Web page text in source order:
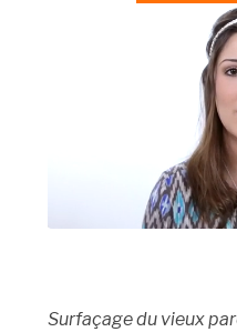
Surfaçage du vieux